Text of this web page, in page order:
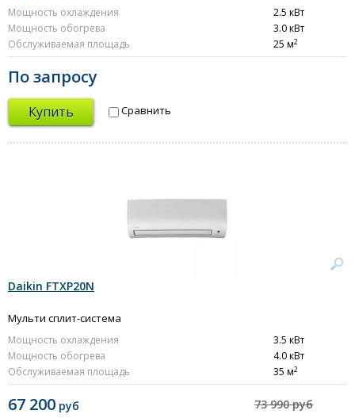
Мощность охлаждения
2.5 кВт
Мощность обогрева
3.0 кВт
Обслуживаемая площадь
25 м2
По запросу
Купить Сравнить
Daikin FTXP20N
Мульти сплит-система
Мощность охлаждения
3.5 кВт
Мощность обогрева
4.0 кВт
Обслуживаемая площадь
35 м2
67 200 руб 73 990 руб